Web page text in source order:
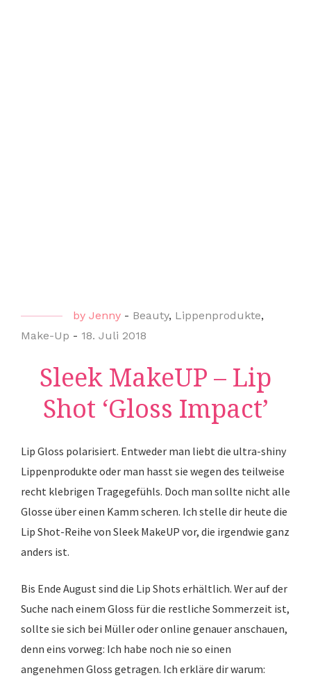
by Jenny - Beauty, Lippenprodukte,
Make-Up - 18. Juli 2018
Sleek MakeUP – Lip
Shot ‘Gloss Impact’
Lip Gloss polarisiert. Entweder man liebt die ultra-shiny
Lippenprodukte oder man hasst sie wegen des teilweise
recht klebrigen Tragegefühls. Doch man sollte nicht alle
Glosse über einen Kamm scheren. Ich stelle dir heute die
Lip Shot-Reihe von Sleek MakeUP vor, die irgendwie ganz
anders ist.
Bis Ende August sind die Lip Shots erhältlich. Wer auf der
Suche nach einem Gloss für die restliche Sommerzeit ist,
sollte sie sich bei Müller oder online genauer anschauen,
denn eins vorweg: Ich habe noch nie so einen
angenehmen Gloss getragen. Ich erkläre dir warum: